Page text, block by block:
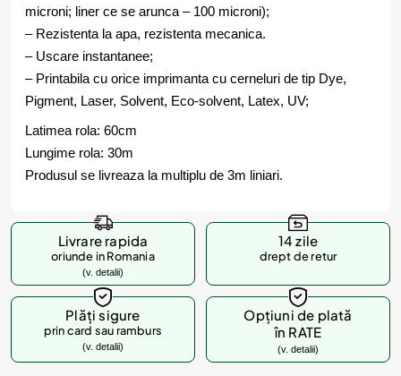
microni; liner ce se arunca – 100 microni);
– Rezistenta la apa, rezistenta mecanica.
– Uscare instantanee;
– Printabila cu orice imprimanta cu cerneluri de tip Dye,
Pigment, Laser, Solvent, Eco-solvent, Latex, UV;
Latimea rola: 60cm
Lungime rola: 30m
Produsul se livreaza la multiplu de 3m liniari.
Livrare rapida
oriunde in Romania
(v. detalii)
14 zile
drept de retur
Plăți sigure
prin card sau ramburs
(v. detalii)
Opțiuni de plată
în RATE
(v. detalii)